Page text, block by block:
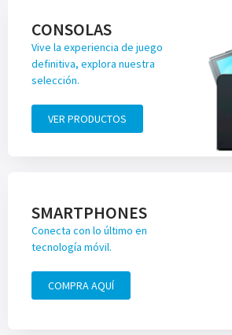
CONSOLAS
Vive la experiencia de juego
definitiva, explora nuestra
selección.
VER PRODUCTOS
SMARTPHONES
Conecta con lo último en
tecnología móvil.
COMPRA AQUÍ